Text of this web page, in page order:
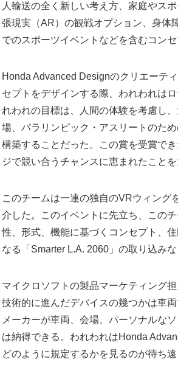
人輸送の全く新しい考え方、家庭やス
張現実（AR）の観戦オプション、身体
でのスポーツイベントなどを含むコンセ
Honda Advanced Designのクリエーテ
セプトをデザインする際、われわれは
れわれの目標は、人間の体験を考慮し
場、パラリンピック・アスリートのた
構築することだった。この賞を受賞で
ジで競い合うチャンスに恵まれたこと
このチームは一連の独自のVRウィング
介した。このイベントに先立ち、この
性、形式、機能に基づくコンセプト、
なる「Smarter L.A. 2060」の取り込み
マイクロソフトの製品マーケティング
技術的に進んだデバイスの幾つかは車
メーカーが車両、会場、パーソナルな
は納得できる。われわれはHonda
どのように規定するかを見るのが待ち遠
Japanese